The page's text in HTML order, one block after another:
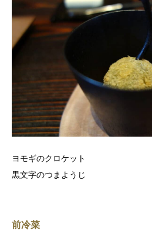
ヨモギのクロケット
黒文字のつまようじ
前冷菜